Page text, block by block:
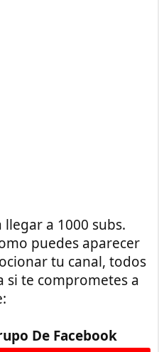
llegar a 1000 subs.
puedes aparecer
tu canal, todos
si te comprometes a
De Facebook